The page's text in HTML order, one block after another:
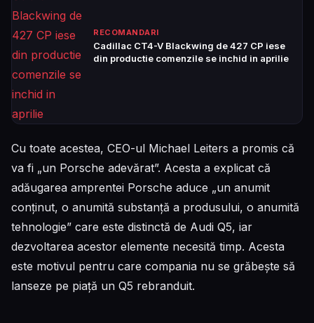
RECOMANDARI
Cadillac CT4-V Blackwing de 427 CP iese
din productie comenzile se inchid in aprilie
Cu toate acestea, CEO-ul Michael Leiters a promis că
va fi „un Porsche adevărat”. Acesta a explicat că
adăugarea amprentei Porsche aduce „un anumit
conținut, o anumită substanță a produsului, o anumită
tehnologie” care este distinctă de Audi Q5, iar
dezvoltarea acestor elemente necesită timp. Acesta
este motivul pentru care compania nu se grăbește să
lanseze pe piață un Q5 rebranduit.